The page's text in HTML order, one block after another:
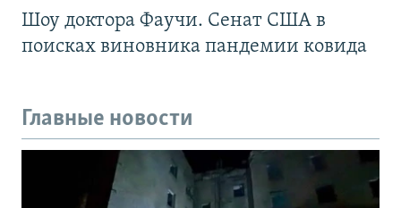
Шоу доктора Фаучи. Сенат США в
поисках виновника пандемии ковида
Главные новости